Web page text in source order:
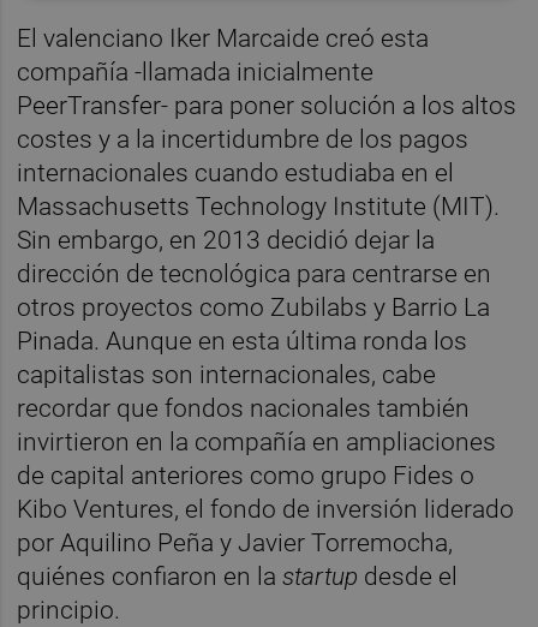
El valenciano Iker Marcaide creó esta
compañía -llamada inicialmente
PeerTransfer- para poner solución a los altos
costes y a la incertidumbre de los pagos
internacionales cuando estudiaba en el
Massachusetts Technology Institute (MIT).
Sin embargo, en 2013 decidió dejar la
dirección de tecnológica para centrarse en
otros proyectos como Zubilabs y Barrio La
Pinada. Aunque en esta última ronda los
capitalistas son internacionales, cabe
recordar que fondos nacionales también
invirtieron en la compañía en ampliaciones
de capital anteriores como grupo Fides o
Kibo Ventures, el fondo de inversión liderado
por Aquilino Peña y Javier Torremocha,
quiénes confiaron en lastartup desde el
principio.